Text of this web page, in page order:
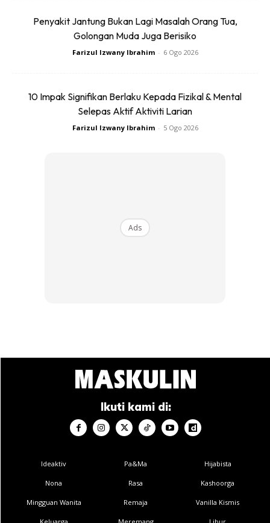
Berkuasa.
guru.
Ads
Anda mungkin berminat dengan
Penyakit Jantung Bukan Lagi Masalah Orang Tua,
Golongan Muda Juga Berisiko
Farizul Izwany Ibrahim - 6 Ogo 2026
10 Impak Signifikan Berlaku Kepada Fizikal & Mental
Selepas Aktif Aktiviti Larian
Farizul Izwany Ibrahim - 5 Ogo 2026
Ads
Ikuti kami di:
Ideaktiv
Nona
Mingguan Wanita
Pa&Ma
Rasa
Remaja
Hijabista
Kashoorga
Vanilla Kismis